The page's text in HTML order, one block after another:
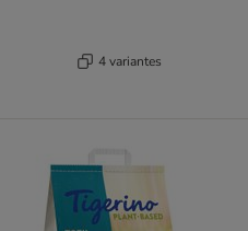
4 variantes